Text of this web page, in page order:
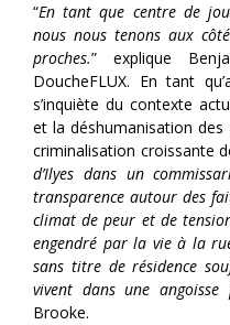
“En tant que centre de
nous nous tenons aux
proches.” explique
DoucheFLUX. En tant
s’inquiète du contexte
et la déshumanisation
criminalisation croissante
d’Ilyes dans un
transparence autour des
climat de peur et de
engendré par la vie à la
sans titre de résidence
vivent dans une angoisse
Brooke.